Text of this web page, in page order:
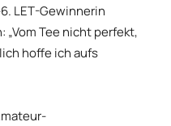
LET-Gewinnerin
Tee nicht perfekt,
hoffe ich aufs